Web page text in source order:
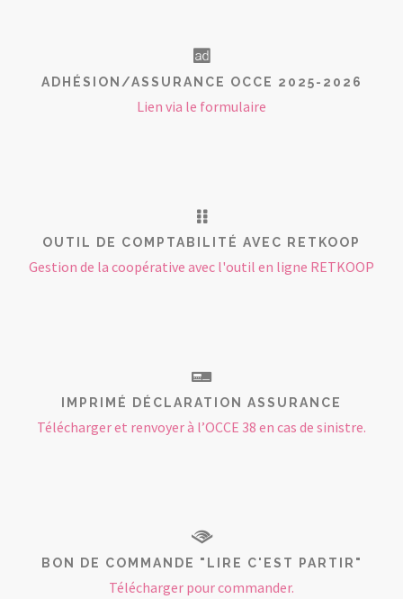
ADHÉSION/ASSURANCE OCCE 2025-2026
Lien via le formulaire
OUTIL DE COMPTABILITÉ AVEC RETKOOP
Gestion de la coopérative avec l'outil en ligne RETKOOP
IMPRIMÉ DÉCLARATION ASSURANCE
Télécharger et renvoyer à l’OCCE 38 en cas de sinistre.
BON DE COMMANDE "LIRE C'EST PARTIR"
Télécharger pour commander.